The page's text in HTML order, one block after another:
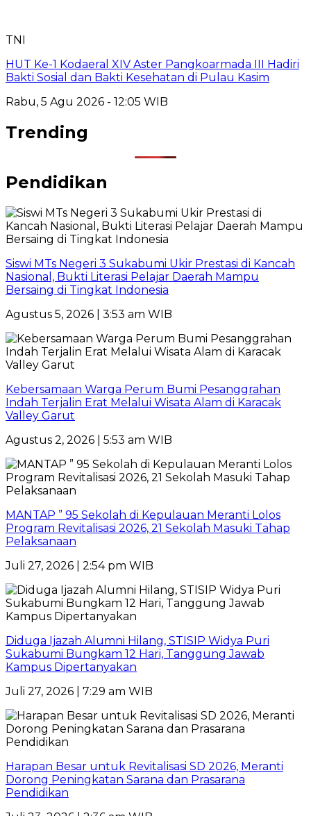
TNI
HUT Ke-1 Kodaeral XIV Aster Pangkoarmada III Hadiri
Bakti Sosial dan Bakti Kesehatan di Pulau Kasim
Rabu, 5 Agu 2026 - 12:05 WIB
Trending
Pendidikan
Siswi MTs Negeri 3 Sukabumi Ukir Prestasi di Kancah
Nasional, Bukti Literasi Pelajar Daerah Mampu
Bersaing di Tingkat Indonesia
Agustus 5, 2026 | 3:53 am WIB
Kebersamaan Warga Perum Bumi Pesanggrahan
Indah Terjalin Erat Melalui Wisata Alam di Karacak
Valley Garut
Agustus 2, 2026 | 5:53 am WIB
MANTAP ” 95 Sekolah di Kepulauan Meranti Lolos
Program Revitalisasi 2026, 21 Sekolah Masuki Tahap
Pelaksanaan
Juli 27, 2026 | 2:54 pm WIB
Diduga Ijazah Alumni Hilang, STISIP Widya Puri
Sukabumi Bungkam 12 Hari, Tanggung Jawab
Kampus Dipertanyakan
Juli 27, 2026 | 7:29 am WIB
Harapan Besar untuk Revitalisasi SD 2026, Meranti
Dorong Peningkatan Sarana dan Prasarana
Pendidikan